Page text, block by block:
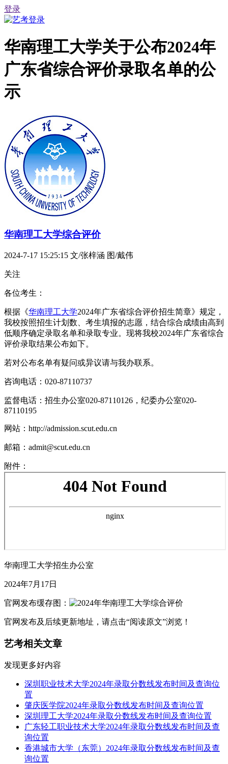
登录
华南理工大学关于公布2024年
广东省综合评价录取名单的公
示
华南理工大学综合评价
2024-7-17 15:25:15 文/张梓涵 图/戴伟
关注
各位考生：
根据《华南理工大学2024年广东省综合评价招生简章》规定，
我校按照招生计划数、考生填报的志愿，结合综合成绩由高到
低顺序确定录取名单和录取专业。现将我校2024年广东省综合
评价录取结果公布如下。
若对公布名单有疑问或异议请与我办联系。
咨询电话：020-87110737
监督电话：招生办公室020-87110126，纪委办公室020-
87110195
网站：http://admission.scut.edu.cn
邮箱：admit@scut.edu.cn
附件：
华南理工大学招生办公室
2024年7月17日
官网发布缓存图：
官网发布及后续更新地址，请点击“阅读原文”浏览！
艺考相关文章
发现更多好内容
深圳职业技术大学2024年录取分数线发布时间及查询位
置
肇庆医学院2024年录取分数线发布时间及查询位置
深圳理工大学2024年录取分数线发布时间及查询位置
广东轻工职业技术大学2024年录取分数线发布时间及查
询位置
香港城市大学（东莞）2024年录取分数线发布时间及查
询位置